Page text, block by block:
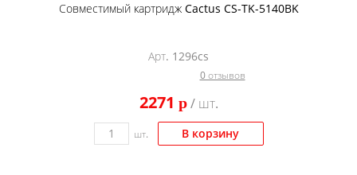
Совместимый картридж Cactus CS-TK-5140BK
Арт. 1296cs
0 отзывов
2271 p/ шт.
шт. В корзину